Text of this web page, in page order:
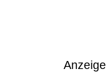
Anzeige